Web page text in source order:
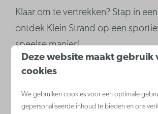
Klaar om te vertrekken? Stap in
ontdek Klein Strand op een
speelse manier!
Website
https://www.kleinstrand.be/
Deze website maakt gebruik
cookies
We gebruiken cookies voor een optimale
gepersonaliseerde inhoud te bieden en ons